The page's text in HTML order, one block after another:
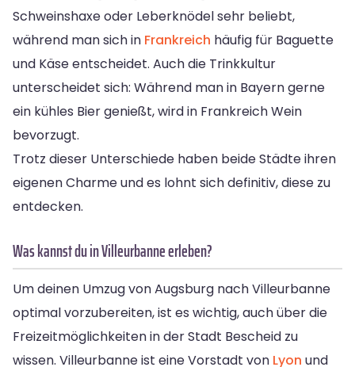
Schweinshaxe oder Leberknödel sehr beliebt,
während man sich in Frankreich häufig für Baguette
und Käse entscheidet. Auch die Trinkkultur
unterscheidet sich: Während man in Bayern gerne
ein kühles Bier genießt, wird in Frankreich Wein
bevorzugt.
Trotz dieser Unterschiede haben beide Städte ihren
eigenen Charme und es lohnt sich definitiv, diese zu
entdecken.
Was kannst du in Villeurbanne erleben?
Um deinen Umzug von Augsburg nach Villeurbanne
optimal vorzubereiten, ist es wichtig, auch über die
Freizeitmöglichkeiten in der Stadt Bescheid zu
wissen. Villeurbanne ist eine Vorstadt von Lyon und